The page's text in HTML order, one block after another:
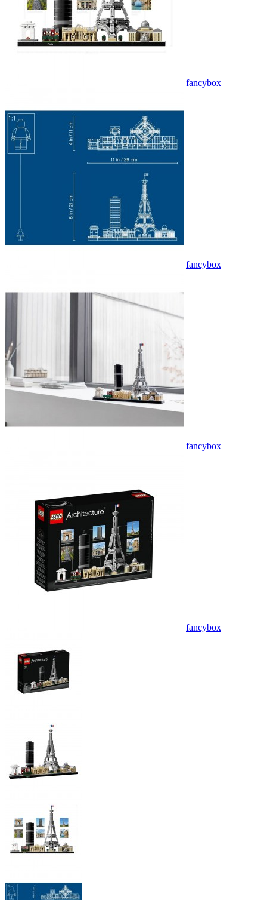
fancybox
fancybox
fancybox
fancybox